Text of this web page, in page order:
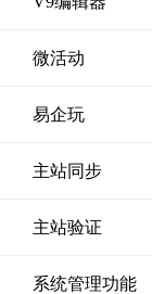
微活动
易企玩
主站同步
主站验证
系统管理功能